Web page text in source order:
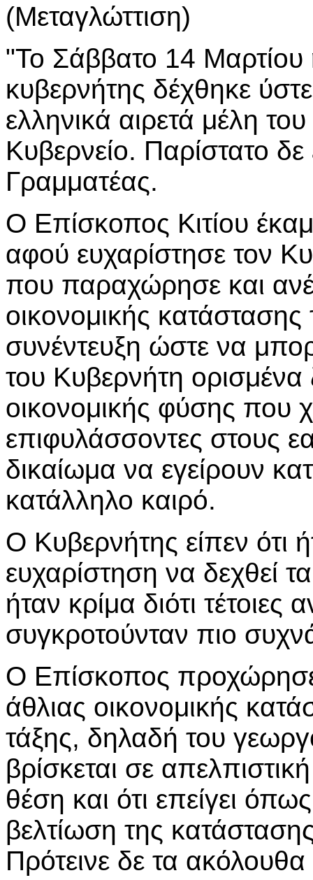
(Μεταγλώττιση)
"Το Σάββατο 14 Μαρτίου
κυβερνήτης δέχθηκε
ελληνικά αιρετά μέλη
Κυβερνείο. Παρίστατο
Γραμματέας.
Ο Επίσκοπος Κιτίου
αφού ευχαρίστησε τον
που παραχώρησε και
οικονομικής
συνέντευξη ώστε να
του Κυβερνήτη
οικονομικής φύσης που
επιφυλάσσοντες στους
δικαίωμα να εγείρουν
κατάλληλο καιρό.
Ο Κυβερνήτης είπεν ότι
ευχαρίστηση να δεχθεί
ήταν κρίμα διότι τέτοιες
συγκροτούνταν πιο
Ο Επίσκοπος προχώρησε
άθλιας οικονομικής
τάξης, δηλαδή του
βρίσκεται σε
θέση και ότι επείγει
βελτίωση της
Πρότεινε δε τα